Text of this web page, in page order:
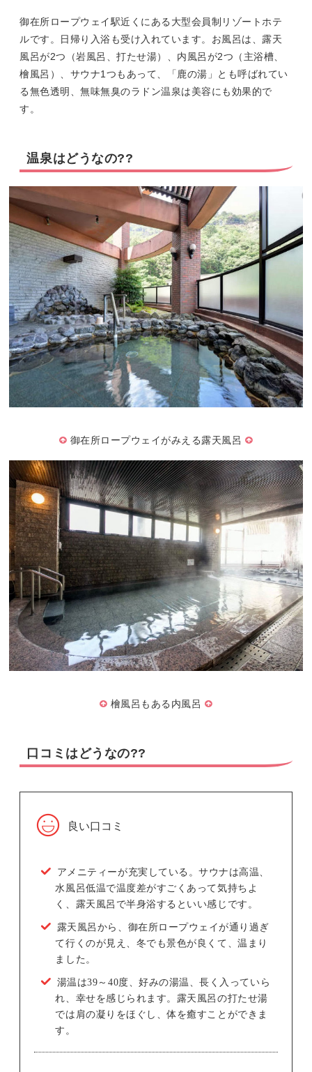
御在所ロープウェイ駅近くにある大型会員制リゾートホテ
ルです。日帰り入浴も受け入れています。お風呂は、露天
風呂が2つ（岩風呂、打たせ湯）、内風呂が2つ（主浴槽、
檜風呂）、サウナ1つもあって、「鹿の湯」とも呼ばれてい
る無色透明、無味無臭のラドン温泉は美容にも効果的で
す。
温泉はどうなの??
御在所ロープウェイがみえる露天風呂
檜風呂もある内風呂
口コミはどうなの??
良い口コミ
アメニティーが充実している。サウナは高温、
水風呂低温で温度差がすごくあって気持ちよ
く、露天風呂で半身浴するといい感じです。
露天風呂から、御在所ロープウェイが通り過ぎ
て行くのが見え、冬でも景色が良くて、温まり
ました。
湯温は39～40度、好みの湯温、長く入っていら
れ、幸せを感じられます。露天風呂の打たせ湯
では肩の凝りをほぐし、体を癒すことができま
す。